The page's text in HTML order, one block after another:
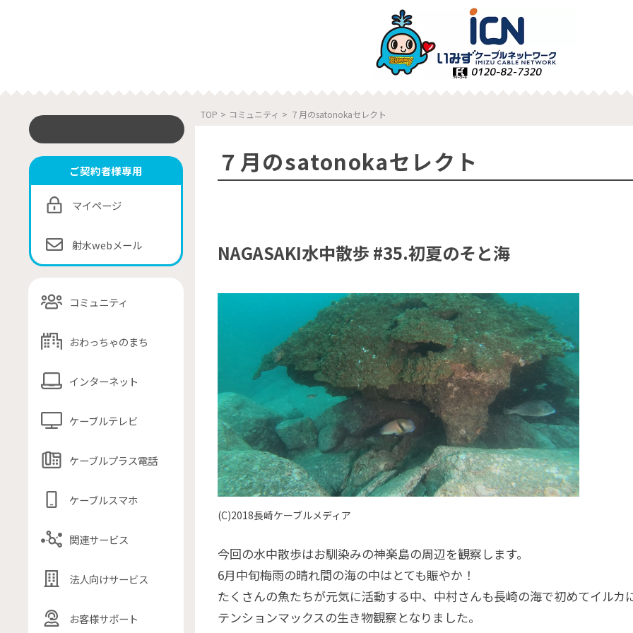
ご契約者様専用
マイページ
射水webメール
コミュニティ
おわっちゃのまち
インターネット
ケーブルテレビ
ケーブルプラス電話
ケーブルスマホ
関連サービス
法人向けサービス
お客様サポート
TOP > コミュニティ > ７月のsatonokaセレクト
７月のsatonokaセレクト
NAGASAKI水中散歩 #35.初夏のそと海
(C)2018長崎ケーブルメディア
今回の水中散歩はお馴染みの神楽島の周辺を観察します。
6月中旬梅雨の晴れ間の海の中はとても賑やか！
たくさんの魚たちが元気に活動する中、中村さんも長崎の海で初めてイルカ
テンションマックスの生き物観察となりました。